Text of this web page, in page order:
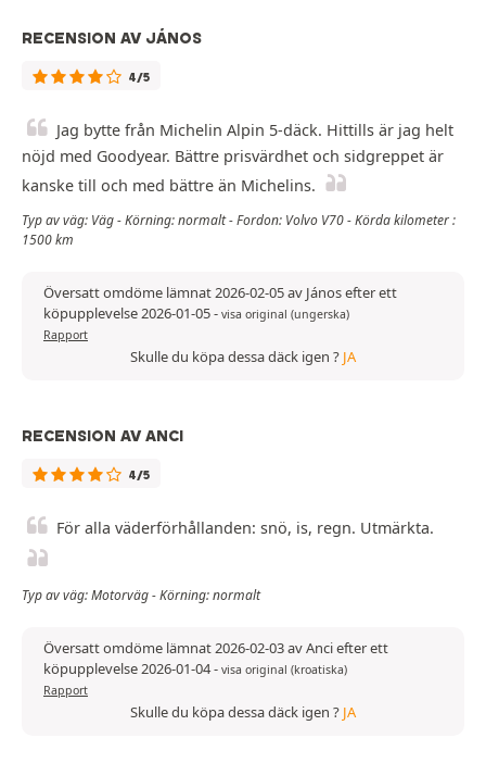
RECENSION AV JÁNOS
4/5
Jag bytte från Michelin Alpin 5-däck. Hittills är jag helt
nöjd med Goodyear. Bättre prisvärdhet och sidgreppet är
kanske till och med bättre än Michelins.
Typ av väg: Väg - Körning: normalt - Fordon: Volvo V70 - Körda kilometer :
1500 km
Översatt omdöme lämnat 2026-02-05 av János efter ett
köpupplevelse 2026-01-05- visa original (ungerska)
Rapport
Skulle du köpa dessa däck igen ? JA
RECENSION AV ANCI
4/5
För alla väderförhållanden: snö, is, regn. Utmärkta.
Typ av väg: Motorväg - Körning: normalt
Översatt omdöme lämnat 2026-02-03 av Anci efter ett
köpupplevelse 2026-01-04- visa original (kroatiska)
Rapport
Skulle du köpa dessa däck igen ? JA